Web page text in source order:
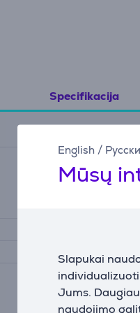
English /
Mūsų
Slapukai
Jums.
naudojimo
Specifikacija
Denim Black